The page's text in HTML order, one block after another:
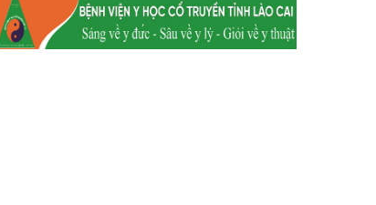
Xã Nghĩa Đô
Xã Thượng Hà